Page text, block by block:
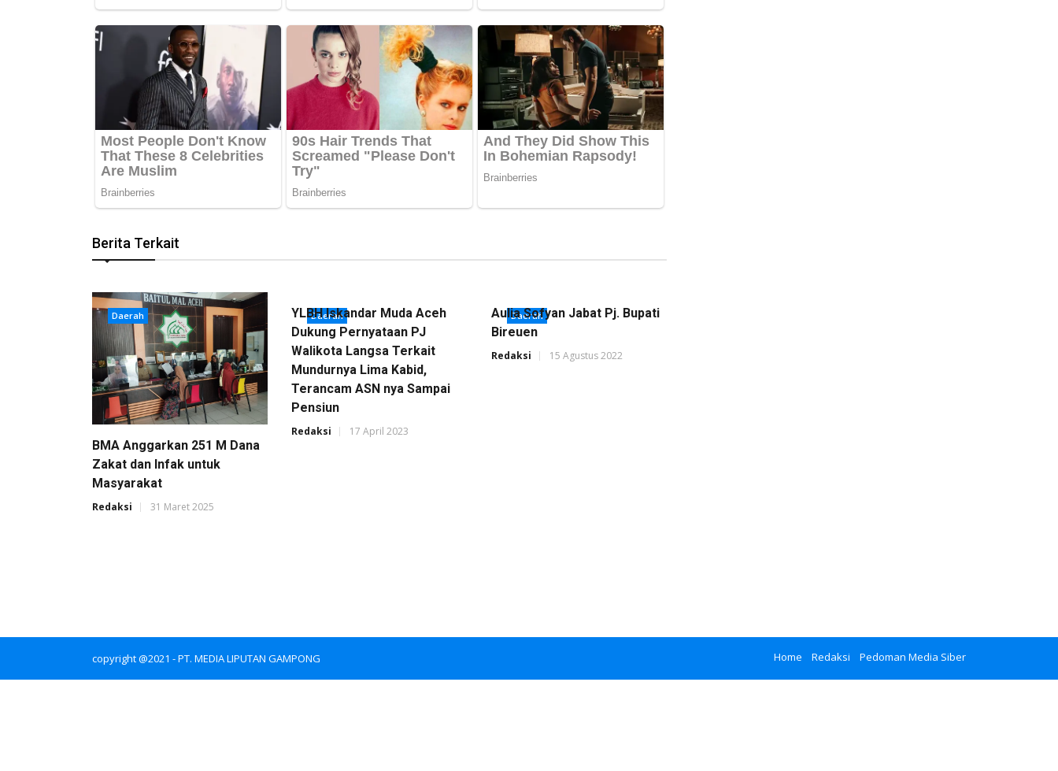
Berita Terkait
Daerah
BMA Anggarkan 251 M Dana
Zakat dan Infak untuk
Masyarakat
Redaksi 31 Maret 2025
Daerah
YLBH Iskandar Muda Aceh
Dukung Pernyataan PJ
Walikota Langsa Terkait
Mundurnya Lima Kabid,
Terancam ASN nya Sampai
Pensiun
Redaksi 17 April 2023
Daerah
Aulia Sofyan Jabat Pj. Bupati
Bireuen
Redaksi 15 Agustus 2022
copyright @2021 - PT. MEDIA LIPUTAN GAMPONG Home Redaksi Pedoman Media Siber